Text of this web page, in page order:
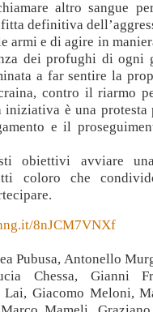
altro sangue
definitiva
armi e di agire in
dei profughi di ogni
a far sentire la
contro il riarmo
iniziativa è una
e il
obiettivi avviare
coloro che
8nJCM7VNXf
Pubusa, Antonello
Chessa, Gianni
Lai, Giacomo Meloni,